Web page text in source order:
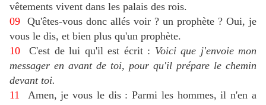
vêtements vivent dans les palais des rois.
09 Qu'êtes-vous donc allés voir ? un prophète ? Oui, je
vous le dis, et bien plus qu'un prophète.
10 C'est de lui qu'il est écrit : Voici que j'envoie mon
messager en avant de toi, pour qu'il prépare le chemin
devant toi.
11 Amen, je vous le dis : Parmi les hommes, il n'en a